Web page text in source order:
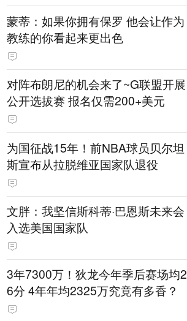
蒙蒂：如果你拥有保罗 他会让作为
教练的你看起来更出色
对阵布朗尼的机会来了~G联盟开展
公开选拔赛 报名仅需200+美元
为国征战15年！前NBA球员贝尔坦
斯宣布从拉脱维亚国家队退役
文胖：我坚信斯科蒂·巴恩斯未来会
入选美国国家队
3年7300万！狄龙今年季后赛场均2
6分 4年年均2325万究竟有多香？